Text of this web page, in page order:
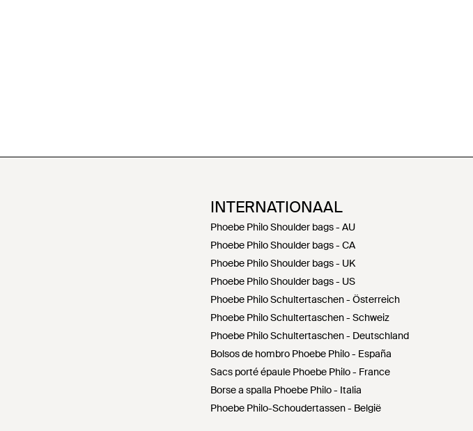
INTERNATIONAAL
Phoebe Philo Shoulder bags - AU
Phoebe Philo Shoulder bags - CA
Phoebe Philo Shoulder bags - UK
Phoebe Philo Shoulder bags - US
Phoebe Philo Schultertaschen - Österreich
Phoebe Philo Schultertaschen - Schweiz
Phoebe Philo Schultertaschen - Deutschland
Bolsos de hombro Phoebe Philo - España
Sacs porté épaule Phoebe Philo - France
Borse a spalla Phoebe Philo - Italia
Phoebe Philo-Schoudertassen - België